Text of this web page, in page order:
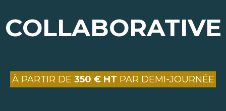
COLLABORATIVE
À PARTIR DE 350 € HT PAR DEMI-JOURNÉE